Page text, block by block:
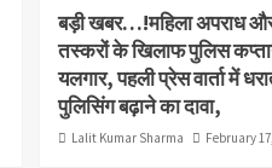
बड़ी खबर…!महिला अपराध
तस्करों के खिलाफ पुलिस
यलगार, पहली प्रेस वार्ता में
पुलिसिंग बढ़ाने का दावा,
Lalit Kumar Sharma February